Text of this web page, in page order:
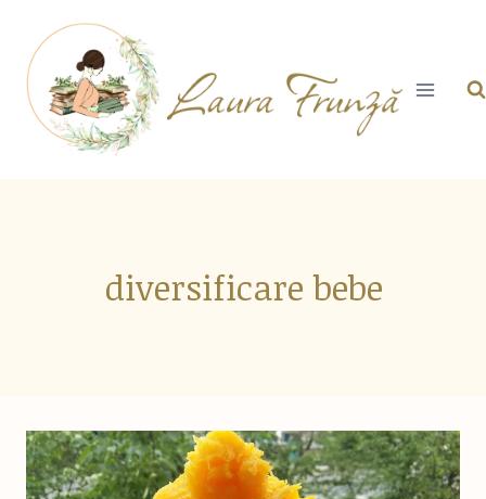
content
diversificare bebe